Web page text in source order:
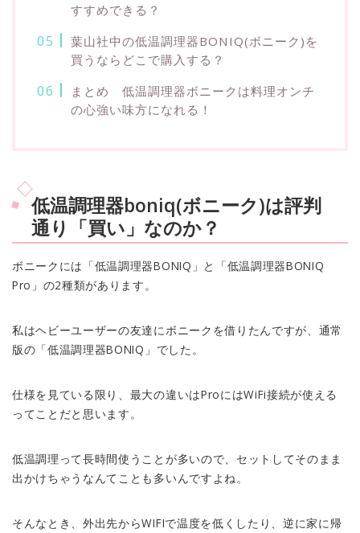
すすめできる？
葉山社中の低温調理器BONIQ(ボニーク)を
買うならどこで購入する？
まとめ 低温調理器ボニークは料理オンチ
の心強い味方になれる！
低温調理器boniq(ボニーク)は評判
通り「買い」なのか？
ボニークには「低温調理器BONIQ」と「低温調理器BONIQ
Pro」の2種類があります。
私はヘビーユーザーの友達にボニークを借りたんですが、通常
版の「低温調理器BONIQ」でした。
仕様を見ている限り、最大の違いはProにはWiFi接続が使える
ってことだと思います。
低温調理って長時間使うことが多いので、セットしてそのまま
出かけちゃうなんてことも多いんですよね。
そんなとき、外出先からWIFIで温度を低くしたり、逆に家に帰